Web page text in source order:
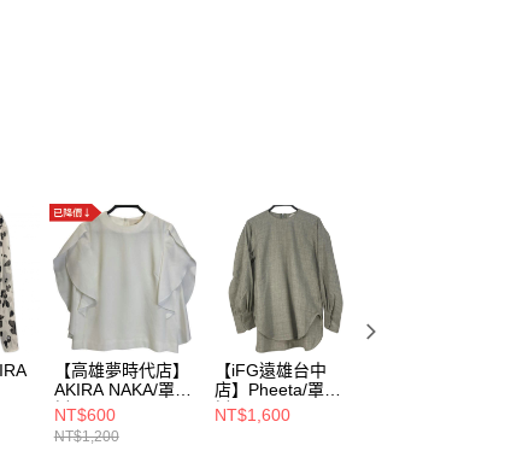
【高雄夢時代店】
AKIRA NAKA/罩
衫//AR1616WH
NT$600
NT$1,200
【iFG遠雄台中
店】Pheeta/罩
衫//8921-699-
0044
NT$1,600